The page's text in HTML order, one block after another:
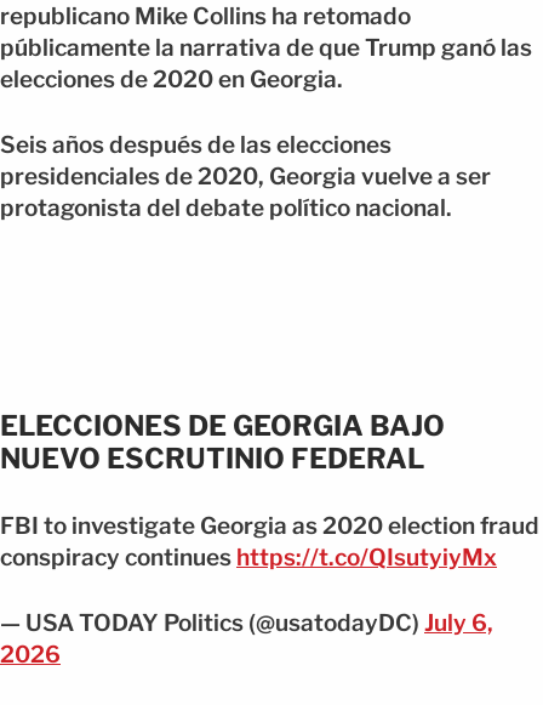
republicano Mike Collins ha retomado
públicamente la narrativa de que Trump ganó las
elecciones de 2020 en Georgia.
Seis años después de las elecciones
presidenciales de 2020, Georgia vuelve a ser
protagonista del debate político nacional.
ELECCIONES DE GEORGIA BAJO
NUEVO ESCRUTINIO FEDERAL
FBI to investigate Georgia as 2020 election fraud
conspiracy continues https://t.co/QIsutyiyMx
— USA TODAY Politics (@usatodayDC) July 6,
2026